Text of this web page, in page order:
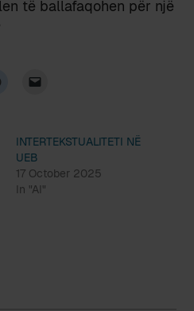
të ballafaqohen për një
INTERTEKSTUALITETI NË
UEB
17 October 2025
In "AI"